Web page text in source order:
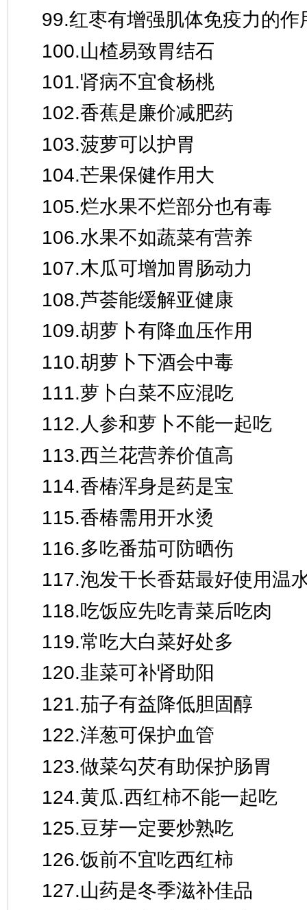
99.红枣有增强肌体免疫力的作
100.山楂易致胃结石
101.肾病不宜食杨桃
102.香蕉是廉价减肥药
103.菠萝可以护胃
104.芒果保健作用大
105.烂水果不烂部分也有毒
106.水果不如蔬菜有营养
107.木瓜可增加胃肠动力
108.芦荟能缓解亚健康
109.胡萝卜有降血压作用
110.胡萝卜下酒会中毒
111.萝卜白菜不应混吃
112.人参和萝卜不能一起吃
113.西兰花营养价值高
114.香椿浑身是药是宝
115.香椿需用开水烫
116.多吃番茄可防晒伤
117.泡发干长香菇最好使用温
118.吃饭应先吃青菜后吃肉
119.常吃大白菜好处多
120.韭菜可补肾助阳
121.茄子有益降低胆固醇
122.洋葱可保护血管
123.做菜勾芡有助保护肠胃
124.黄瓜.西红柿不能一起吃
125.豆芽一定要炒熟吃
126.饭前不宜吃西红柿
127.山药是冬季滋补佳品